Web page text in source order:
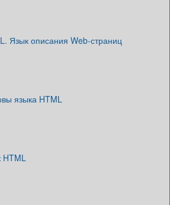
Язык описания Web-страниц
языка HTML
HTML